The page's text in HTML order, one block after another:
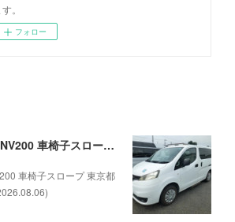
。
フォロー
福祉車両 継続車検 NV200 車椅子スロープ 東京都I法人様、ご依頼事例(2026.08.06)
車椅子スロープ 東京都